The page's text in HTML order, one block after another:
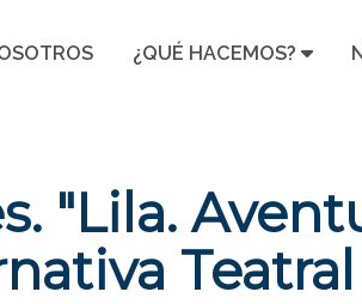
¿QUÉ HACEMOS?
"Lila.
Teatral